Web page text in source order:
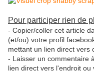
Pour participer rien de
- Copier/coller cet article
(et/ou) votre profil
mettant un lien direct vers
- Laisser un commentaire
lien direct vers l'endroit